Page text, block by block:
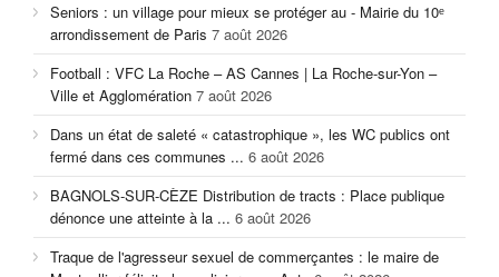
Seniors : un village pour mieux se protéger au - Mairie du 10ᵉ
arrondissement de Paris 7 août 2026
Football : VFC La Roche – AS Cannes | La Roche-sur-Yon –
Ville et Agglomération 7 août 2026
Dans un état de saleté « catastrophique », les WC publics ont
fermé dans ces communes ... 6 août 2026
BAGNOLS-SUR-CÈZE Distribution de tracts : Place publique
dénonce une atteinte à la ... 6 août 2026
Traque de l'agresseur sexuel de commerçantes : le maire de